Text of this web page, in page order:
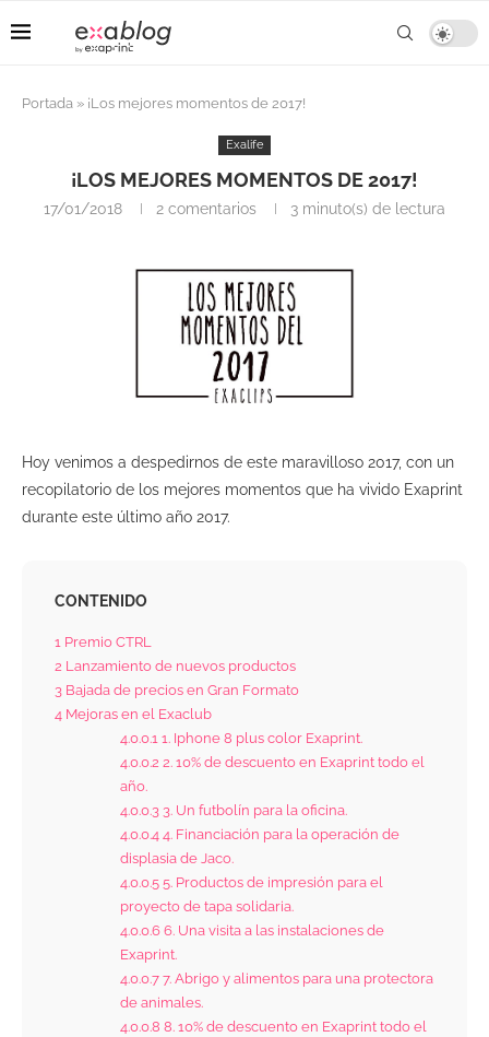
Portada » ¡Los mejores momentos de 2017!
Exalife
¡LOS MEJORES MOMENTOS DE 2017!
17/01/2018 2 comentarios 3 minuto(s) de lectura
Hoy venimos a despedirnos de este maravilloso 2017, con un
recopilatorio de los mejores momentos que ha vivido Exaprint
durante este último año 2017.
CONTENIDO
1 Premio CTRL
2 Lanzamiento de nuevos productos
3 Bajada de precios en Gran Formato
4 Mejoras en el Exaclub
4.0.0.11. Iphone 8 plus color Exaprint.
4.0.0.22. 10% de descuento en Exaprint todo el
año.
4.0.0.33. Un futbolín para la oficina.
4.0.0.44. Financiación para la operación de
displasia de Jaco.
4.0.0.55. Productos de impresión para el
proyecto de tapa solidaria.
4.0.0.66. Una visita a las instalaciones de
Exaprint.
4.0.0.77. Abrigo y alimentos para una protectora
de animales.
4.0.0.8 8. 10% de descuento en Exaprint todo el